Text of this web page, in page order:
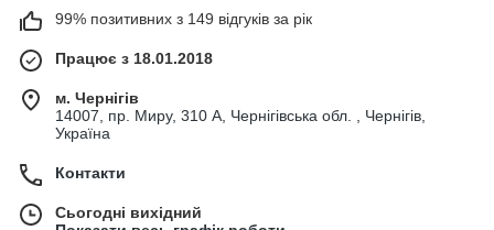
99% позитивних з 149 відгуків за рік
Працює з 18.01.2018
м. Чернігів
14007, пр. Миру, 310 А, Чернігівська обл. , Чернігів,
Україна
Контакти
Сьогодні вихідний